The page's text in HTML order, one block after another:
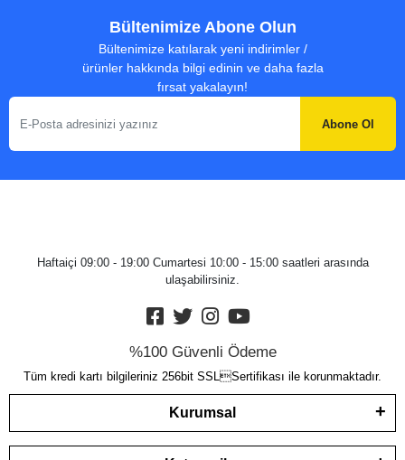
Bültenimize Abone Olun
Bültenimize katılarak yeni indirimler /
ürünler hakkında bilgi edinin ve daha fazla
fırsat yakalayın!
Abone Ol
Haftaiçi 09:00 - 19:00 Cumartesi 10:00 - 15:00 saatleri arasında
ulaşabilirsiniz.
%100 Güvenli Ödeme
Tüm kredi kartı bilgileriniz 256bit SSLSertifikası ile korunmaktadır.
Kurumsal